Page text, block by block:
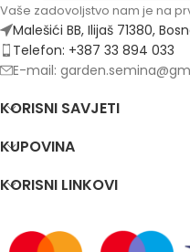
Vaše zadovoljstvo nam je na
Malešići BB, Ilijaš 71380,
Telefon: +387 33 894 033
E-mail:
KORISNI SAVJETI
KUPOVINA
KORISNI LINKOVI